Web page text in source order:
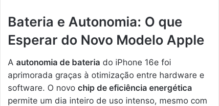
Bateria e Autonomia: O que
Esperar do Novo Modelo Apple
A autonomia de bateria do iPhone 16e foi
aprimorada graças à otimização entre hardware e
software. O novo chip de eficiência energética
permite um dia inteiro de uso intenso, mesmo com